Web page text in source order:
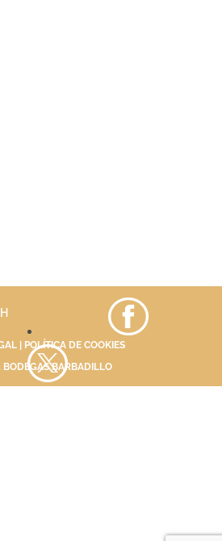
POLÍTICA DE COOKIES
BARBADILLO